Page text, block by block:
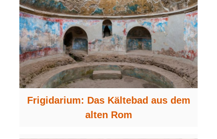
Frigidarium: Das Kältebad aus dem
alten Rom